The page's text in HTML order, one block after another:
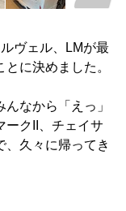
ヴェル、LMが最
に決めました。
なから「えっ」
ークII、チェイサ
、久々に帰ってき